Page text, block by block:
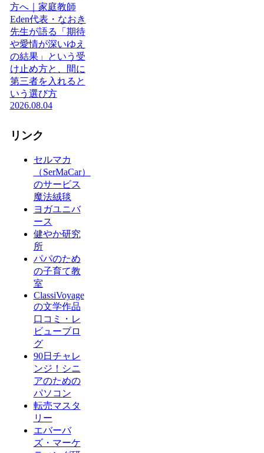
方へ｜家庭教師
Eden代表・なおき
先生が語る「期待
や愛情が深いゆえ
の結果」という受
け止め方と、間に
第三者を入れると
いう選び方
2026.08.04
リンク
セルマカ
（SerMaCar）
のサービス
魔法絨毯
ヨガユニバ
ース
健やか研究
所
パパのため
の子育て教
室
ClassiVoyage
の文学作品
口コミ・レ
ビューブロ
グ
90日チャレ
ンジ！シニ
アのための
パソコン
転売マスタ
リー
エバーバ
ズ・マーケ